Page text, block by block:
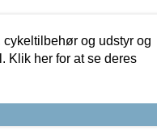
og udstyr og
Klik her for at se deres